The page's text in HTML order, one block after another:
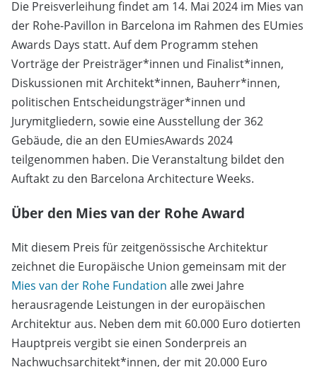
Die Preisverleihung findet am 14. Mai 2024 im Mies van
der Rohe-Pavillon in Barcelona im Rahmen des EUmies
Awards Days statt. Auf dem Programm stehen
Vorträge der Preisträger*innen und Finalist*innen,
Diskussionen mit Architekt*innen, Bauherr*innen,
politischen Entscheidungsträger*innen und
Jurymitgliedern, sowie eine Ausstellung der 362
Gebäude, die an den EUmiesAwards 2024
teilgenommen haben. Die Veranstaltung bildet den
Auftakt zu den Barcelona Architecture Weeks.
Über den Mies van der Rohe Award
Mit diesem Preis für zeitgenössische Architektur
zeichnet die Europäische Union gemeinsam mit der
Mies van der Rohe Fundation alle zwei Jahre
herausragende Leistungen in der europäischen
Architektur aus. Neben dem mit 60.000 Euro dotierten
Hauptpreis vergibt sie einen Sonderpreis an
Nachwuchsarchitekt*innen, der mit 20.000 Euro